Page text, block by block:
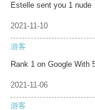
Estelle sent you 1 nude
2021-11-10
游客
Rank 1 on Google With
2021-11-06
游客